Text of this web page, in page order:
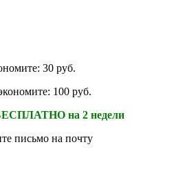
30 руб.
100 руб.
на 2 недели
письмо на почту